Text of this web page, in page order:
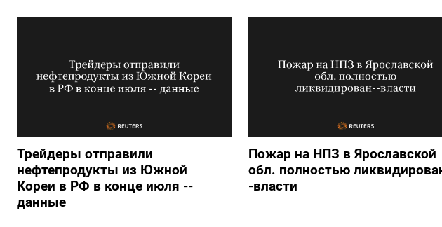
Трейдеры отправили
нефтепродукты из Южной
Кореи в РФ в конце июля --
данные
Пожар на НПЗ в Ярославской
обл. полностью
-власти